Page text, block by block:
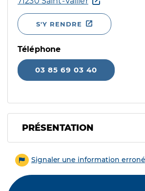
S'Y RENDRE
Téléphone
03 85 69 03 40
PRÉSENTATION
Signaler une information